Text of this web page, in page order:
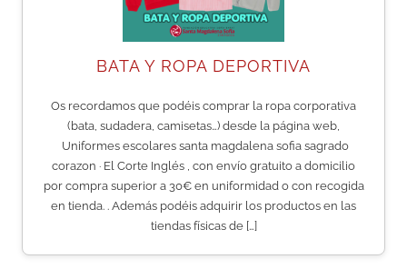
BATA Y ROPA DEPORTIVA
Os recordamos que podéis comprar la ropa corporativa
(bata, sudadera, camisetas…) desde la página web,
Uniformes escolares santa magdalena sofia sagrado
corazon · El Corte Inglés , con envío gratuito a domicilio
por compra superior a 30€ en uniformidad o con recogida
en tienda. . Además podéis adquirir los productos en las
tiendas físicas de […]